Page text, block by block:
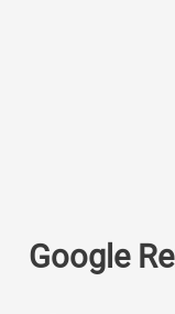
Google